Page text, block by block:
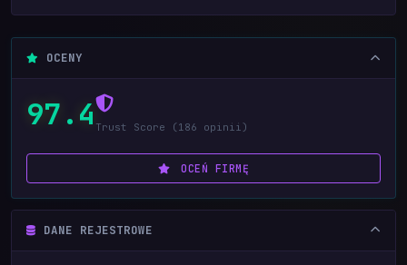
OCENY
97.4 Trust Score (186 opinii)
OCEŃ FIRMĘ
DANE REJESTROWE